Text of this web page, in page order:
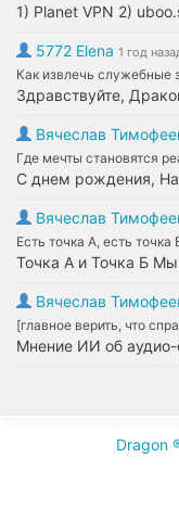
1) Planet VPN 2)
5772 Elena 1 год
Как извлечь служебные
Здравствуйте,
Вячеслав
Где мечты становятся
С днем рождения,
Вячеслав
Есть точка А, есть
Точка А и Точка Б
Вячеслав
[главное верить, что
Мнение ИИ об аудио-
Dragon